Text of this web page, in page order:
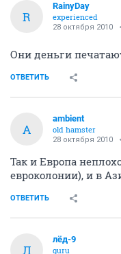
R
RainyDay
experienced
28 октября 2010
Они деньги
ОТВЕТИТЬ
A
ambient
old hamster
28 октября 2010
Так и Европа
евроколонии), и в
ОТВЕТИТЬ
Л
лёд-9
guru